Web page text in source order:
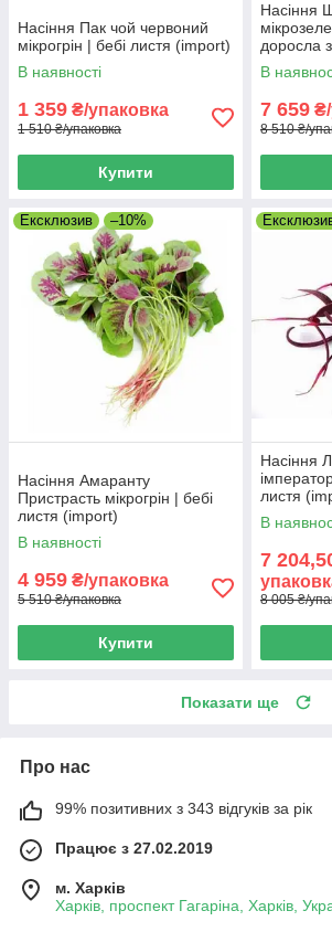
Насіння Пак чой червоний
мікрогрін | бебі листя (import)
В наявності
1 359 ₴/упаковка
1 510 ₴/упаковка
Купити
Насіння
доросла
В
7 659
8 510 ₴/
Ексклюзив –10%
Насіння Амаранту
Пристрасть мікрогрін | бебі
листя (import)
В наявності
4 959 ₴/упаковка
5 510 ₴/упаковка
Купити
Насіння
листя
В
7
8 005 ₴/
Показати ще
Про нас
99% позитивних з 343 відгуків за рік
Працює з 27.02.2019
м. Харків
Харків, проспект Гагаріна, Харків,